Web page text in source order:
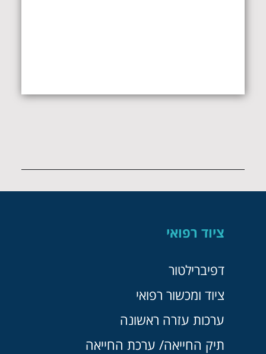
ציוד רפואי
דפיברילטור
ציוד ומכשור רפואי
ערכות עזרה ראשונה
תיק החייאה/ ערכת החייאה